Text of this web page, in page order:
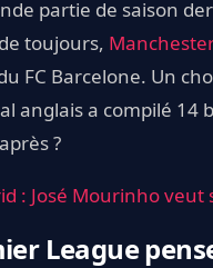
partie de saison
toujours,
FC Barcelone. Un
anglais a compilé 14
?
: José Mourinho
League